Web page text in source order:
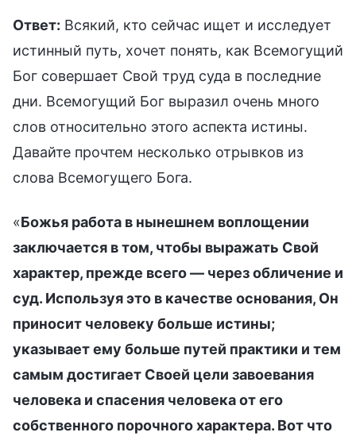
Ответ: Всякий, кто сейчас ищет и исследует
истинный путь, хочет понять, как Всемогущий
Бог совершает Свой труд суда в последние
дни. Всемогущий Бог выразил очень много
слов относительно этого аспекта истины.
Давайте прочтем несколько отрывков из
слова Всемогущего Бога.
«Божья работа в нынешнем воплощении
заключается в том, чтобы выражать Свой
характер, прежде всего — через обличение и
суд. Используя это в качестве основания, Он
приносит человеку больше истины;
указывает ему больше путей практики и тем
самым достигает Своей цели завоевания
человека и спасения человека от его
собственного порочного характера. Вот что